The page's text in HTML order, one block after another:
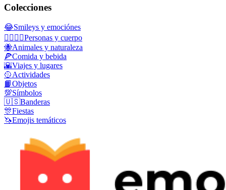
Colecciones
😂Smileys y emociónes
👩‍❤️‍💋‍👨Personas y cuerpo
🐝Animales y naturaleza
🍕Comida y bebida
🌇Viajes y lugares
🥎Actividades
📙Objetos
💯Símbolos
🇺🇸Banderas
🎊Fiestas
🦄Emojis temáticos